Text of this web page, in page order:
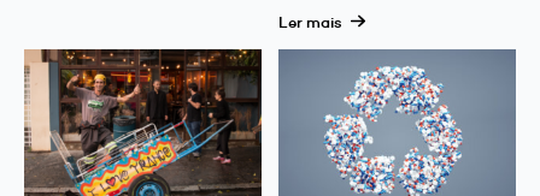
Ler mais